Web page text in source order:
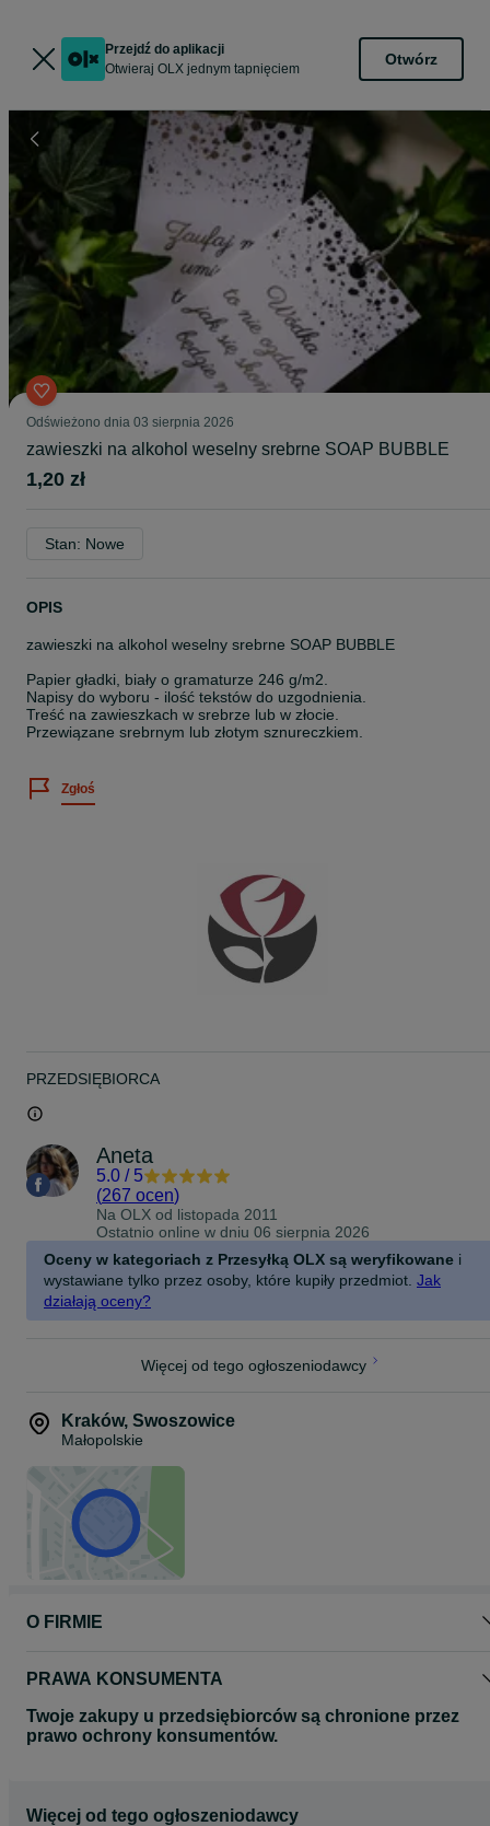
Przejdź do aplikacji
Otwieraj OLX jednym tapnięciem
Otwórz
Odświeżono dnia 03 sierpnia 2026
zawieszki na alkohol weselny srebrne SOAP BUBBLE
1,20 zł
Stan: Nowe
OPIS
zawieszki na alkohol weselny srebrne SOAP BUBBLE
Papier gładki, biały o gramaturze 246 g/m2.
Napisy do wyboru - ilość tekstów do uzgodnienia.
Treść na zawieszkach w srebrze lub w złocie.
Przewiązane srebrnym lub złotym sznureczkiem.
Zgłoś
PRZEDSIĘBIORCA
Aneta
5.0 / 5
(267 ocen)
Na OLX od listopada 2011
Ostatnio online w dniu 06 sierpnia 2026
Oceny w kategoriach z Przesyłką OLX są weryfikowane i
wystawiane tylko przez osoby, które kupiły przedmiot. Jak
działają oceny?
Więcej od tego ogłoszeniodawcy
Kraków, Swoszowice
Małopolskie
O FIRMIE
PRAWA KONSUMENTA
Twoje zakupy u przedsiębiorców są chronione przez
prawo ochrony konsumentów.
Więcej od tego ogłoszeniodawcy